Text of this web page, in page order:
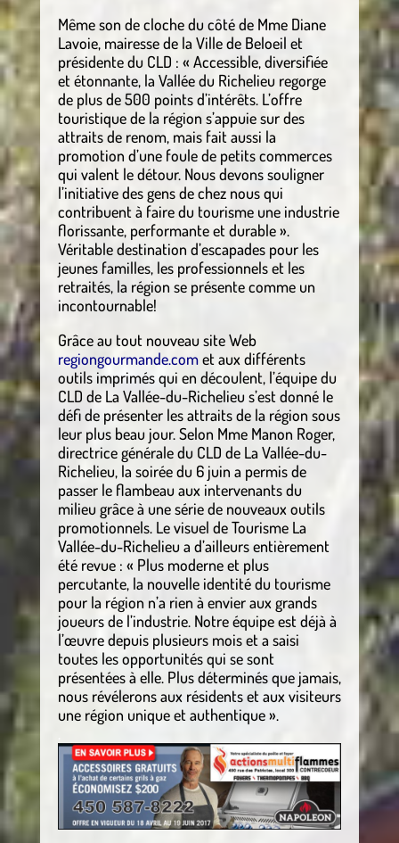
Même son de cloche du côté de Mme Diane
Lavoie, mairesse de la Ville de Beloeil et
présidente du CLD : « Accessible, diversifiée
et étonnante, la Vallée du Richelieu regorge
de plus de 500 points d’intérêts. L’offre
touristique de la région s’appuie sur des
attraits de renom, mais fait aussi la
promotion d’une foule de petits commerces
qui valent le détour. Nous devons souligner
l’initiative des gens de chez nous qui
contribuent à faire du tourisme une industrie
florissante, performante et durable ».
Véritable destination d’escapades pour les
jeunes familles, les professionnels et les
retraités, la région se présente comme un
incontournable!
Grâce au tout nouveau site Web
regiongourmande.comet aux différents
outils imprimés qui en découlent, l’équipe du
CLD de La Vallée-du-Richelieu s’est donné le
défi de présenter les attraits de la région sous
leur plus beau jour. Selon Mme Manon Roger,
directrice générale du CLD de La Vallée-du-
Richelieu, la soirée du 6 juin a permis de
passer le flambeau aux intervenants du
milieu grâce à une série de nouveaux outils
promotionnels. Le visuel de Tourisme La
Vallée-du-Richelieu a d’ailleurs entièrement
été revue : « Plus moderne et plus
percutante, la nouvelle identité du tourisme
pour la région n’a rien à envier aux grands
joueurs de l’industrie. Notre équipe est déjà à
l’œuvre depuis plusieurs mois et a saisi
toutes les opportunités qui se sont
présentées à elle. Plus déterminés que jamais,
nous révélerons aux résidents et aux visiteurs
une région unique et authentique ».